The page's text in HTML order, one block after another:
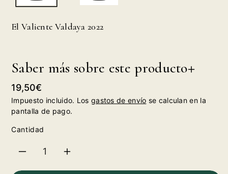
El Valiente Valdaya 2022
Saber más sobre este producto
Precio
habitual
19,50€
Impuesto incluido. Los gastos de envío se calculan en la
pantalla de pago.
Cantidad